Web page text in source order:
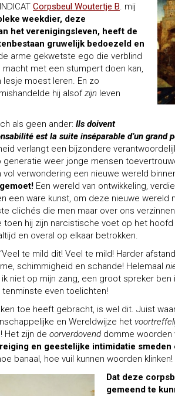
Corpsbeul Woutertje B. mij
weekdier, deze
het verenigingsleven, heeft de
gruwelijk bedoezeld en
arme gekwetste ego die verblind
met een stumpert doen kan,
moest leren. En zo
hij alsofzijn leven
als geen ander: Ils doivent
est la suite inséparable d’un grand
verlangt een bijzondere
weer jonge mensen
verwondering een nieuwe wereld
Een wereld van ontwikkeling,
een ware kunst, om deze nieuwe
clichés die men maar over ons
hij zijn narcistische voet op het
en overal op elkaar betrokken.
te mild dit! Veel te mild! Harder
schimmigheid en schande! Helemaal
ik niet op mijn zang, een groot spreker
tenminste even toelichten!
toe heeft gebracht, is wel dit. Juist
en Wereldwijze het
Het zijn de oorverdovend domme woorden
en geestelijke intimidatie smeden
banaal, hoe vuil kunnen woorden klinken!
Dat deze
gemeend te